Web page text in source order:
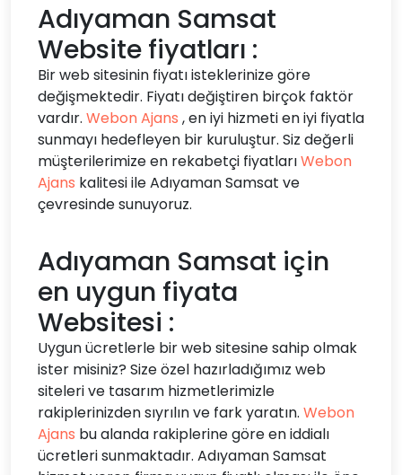
Adıyaman Samsat
Website fiyatları :
Bir web sitesinin fiyatı isteklerinize göre
değişmektedir. Fiyatı değiştiren birçok faktör
vardır. Webon Ajans , en iyi hizmeti en iyi fiyatla
sunmayı hedefleyen bir kuruluştur. Siz değerli
müşterilerimize en rekabetçi fiyatlarıWebon
Ajans kalitesi ile Adıyaman Samsat ve
çevresinde sunuyoruz.
Adıyaman Samsat için
en uygun fiyata
Websitesi :
Uygun ücretlerle bir web sitesine sahip olmak
ister misiniz? Size özel hazırladığımız web
siteleri ve tasarım hizmetlerimizle
rakiplerinizden sıyrılın ve fark yaratın. Webon
Ajans bu alanda rakiplerine göre en iddialı
ücretleri sunmaktadır. Adıyaman Samsat